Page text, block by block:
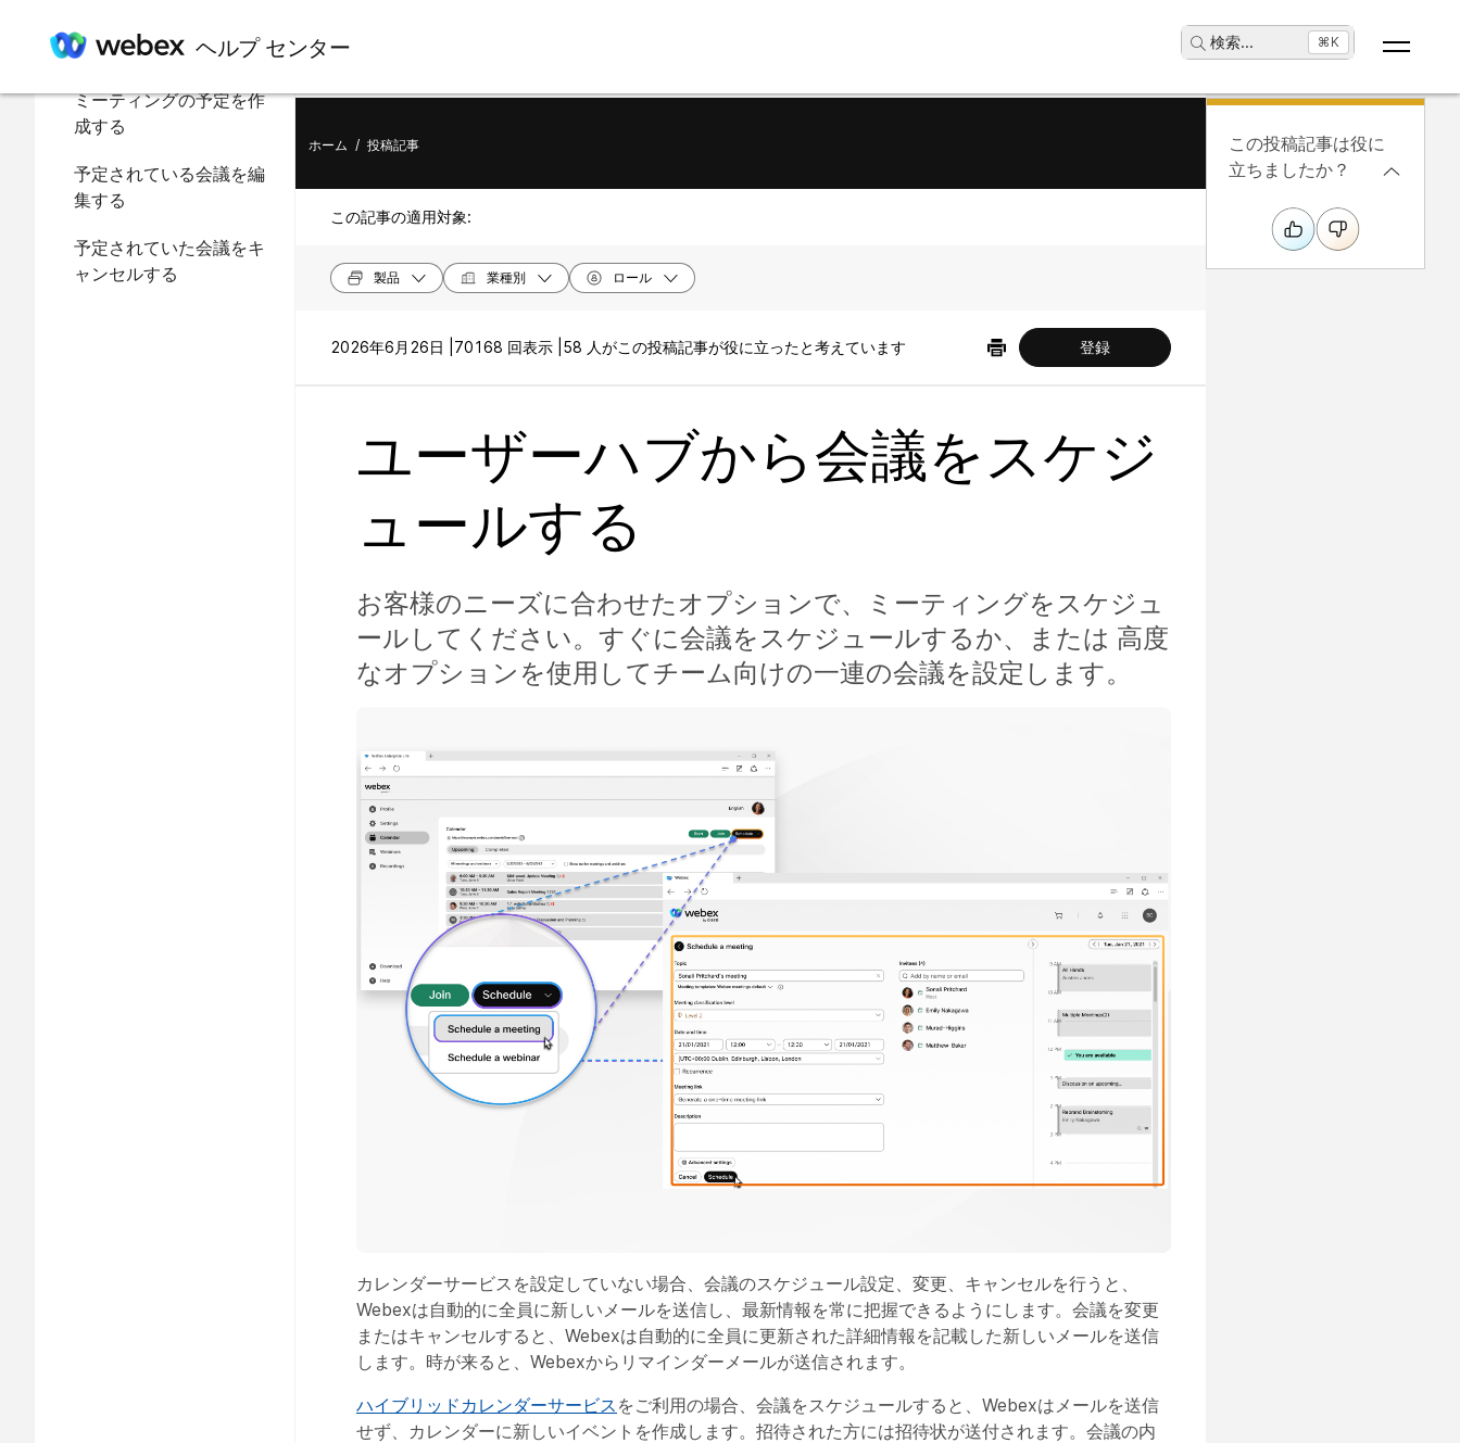
ヘルプ センター 検索... ⌘K
この記事の内容
ミーティングの予定を作
成する
予定されている会議を編
集する
予定されていた会議をキ
ャンセルする
ホーム / 投稿記事
この記事の適用対象:
製品 業種別 ロール
2026年6月26日 | 70168 回表示 | 58 人がこの投稿記事が役に立ったと考えています 登録
ユーザーハブから会議をスケジ
ュールする
お客様のニーズに合わせたオプションで、ミーティングをスケジュ
ールしてください。すぐに会議をスケジュールするか、または 高度
なオプションを使用してチーム向けの一連の会議を設定します。
カレンダーサービスを設定していない場合、会議のスケジュール設定、変更、キャンセルを行うと、
Webexは自動的に全員に新しいメールを送信し、最新情報を常に把握できるようにします。会議を変更
またはキャンセルすると、Webexは自動的に全員に更新された詳細情報を記載した新しいメールを送信
します。時が来ると、Webexからリマインダーメールが送信されます。
ハイブリッドカレンダーサービス をご利用の場合、会議をスケジュールすると、Webexはメールを送信
せず、カレンダーに新しいイベントを作成します。招待された方には招待状が送付されます。会議の内
この投稿記事は役に
立ちましたか？